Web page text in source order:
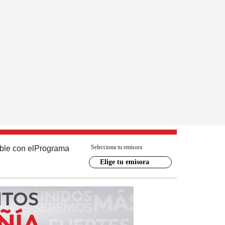
con el Programa Selecciona tu emisora
Elige tu emisora